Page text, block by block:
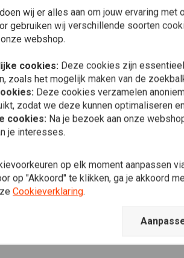
wij er alles aan om jouw ervaring
gebruiken wij verschillende soorten
webshop.
cookies: Deze cookies zijn
zoals het mogelijk maken van de
Deze cookies verzamelen
zodat we deze kunnen optimaliseren
cookies: Na je bezoek aan onze
je interesses.
op elk moment aanpassen
op "Akkoord" te klikken, ga je akkoord
Cookieverklaring.